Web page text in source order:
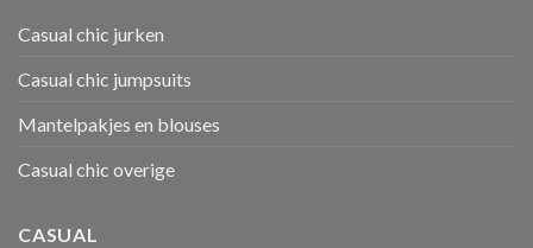
Casual chic jurken
Casual chic jumpsuits
Mantelpakjes en blouses
Casual chic overige
CASUAL